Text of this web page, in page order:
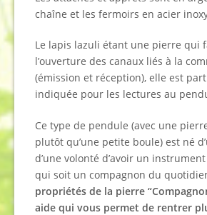
chaîne et les fermoirs en acier
Le lapis lazuli étant une pierre qui
l’ouverture des canaux liés à la
(émission et réception), elle est
indiquée pour les lectures au
Ce type de pendule (avec une
plutôt qu’une petite boule) est né
d’une volonté d’avoir un
qui soit un compagnon du
propriétés de la pierre
aide qui vous permet de rentrer